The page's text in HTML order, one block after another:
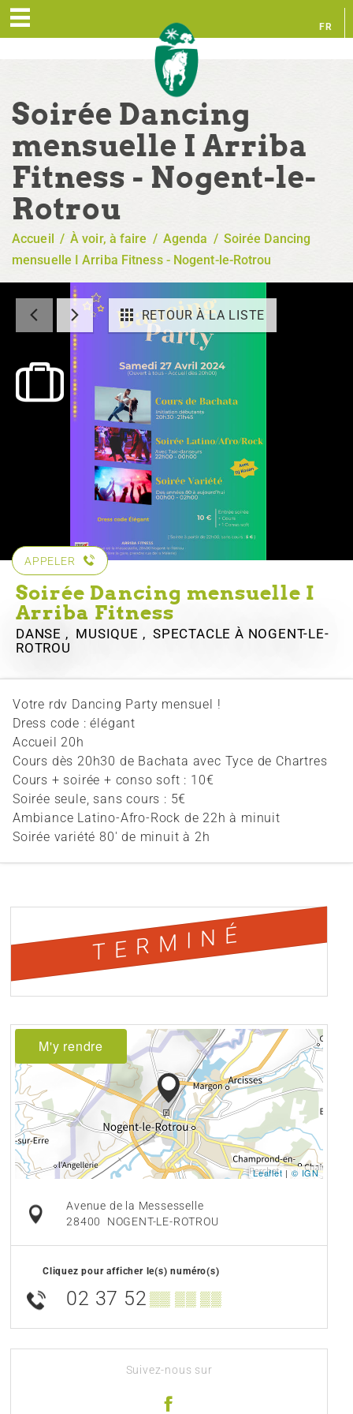
FR
Soirée Dancing
mensuelle I Arriba
Fitness - Nogent-le-
Rotrou
Accueil / À voir, à faire / Agenda / Soirée Dancing
mensuelle I Arriba Fitness - Nogent-le-Rotrou
RETOUR À LA LISTE
APPELER
Soirée Dancing mensuelle I
Arriba Fitness
DANSE , MUSIQUE , SPECTACLEÀ NOGENT-LE-
ROTROU
Votre rdv Dancing Party mensuel !
Dress code : élégant
Accueil 20h
Cours dès 20h30 de Bachata avec Tyce de Chartres
Cours + soirée + conso soft : 10€
Soirée seule, sans cours : 5€
Ambiance Latino-Afro-Rock de 22h à minuit
Soirée variété 80' de minuit à 2h
TERMINÉ
M'y rendre
Leaflet |© IGN
Avenue de la Messesselle
28400
NOGENT-LE-ROTROU
Cliquez pour afficher le(s) numéro(s)
02 37 52 ▒▒ ▒▒ ▒▒
Suivez-nous sur